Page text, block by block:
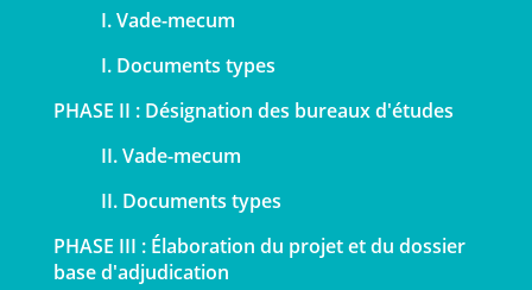
I. Vade-mecum
I. Documents types
PHASE II : Désignation des bureaux d'études
II. Vade-mecum
II. Documents types
PHASE III : Élaboration du projet et du dossier
base d'adjudication